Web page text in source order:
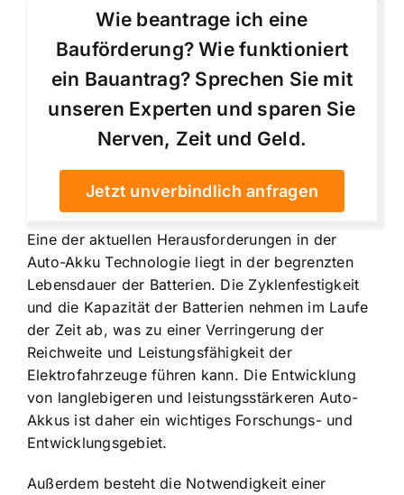
Wie beantrage ich eine
Bauförderung? Wie funktioniert
ein Bauantrag? Sprechen Sie mit
unseren Experten und sparen Sie
Nerven, Zeit und Geld.
Jetzt unverbindlich anfragen
Eine der aktuellen Herausforderungen in der
Auto-Akku Technologie liegt in der begrenzten
Lebensdauer der Batterien. Die Zyklenfestigkeit
und die Kapazität der Batterien nehmen im Laufe
der Zeit ab, was zu einer Verringerung der
Reichweite und Leistungsfähigkeit der
Elektrofahrzeuge führen kann. Die Entwicklung
von langlebigeren und leistungsstärkeren Auto-
Akkus ist daher ein wichtiges Forschungs- und
Entwicklungsgebiet.
Außerdem besteht die Notwendigkeit einer